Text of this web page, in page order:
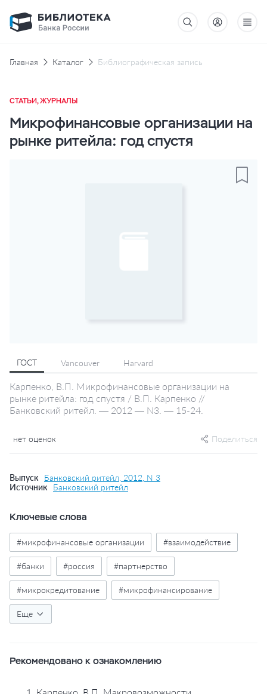
Главная Каталог Библиографическая запись
СТАТЬИ, ЖУРНАЛЫ
Микрофинансовые организации на
рынке ритейла: год спустя
ГОСТ Vancouver Harvard
Карпенко, В.П. Микрофинансовые организации на
рынке ритейла: год спустя / В.П. Карпенко //
Банковский ритейл. — 2012 — N3. — 15-24.
нет оценок Поделиться
Выпуск
Банковский ритейл, 2012, N 3
Источник
Банковский ритейл
Ключевые слова
#микрофинансовые организации #взаимодействие
#банки #россия #партнерство
#микрокредитование #микрофинансирование
#привлечение средств
Еще
Рекомендовано к ознакомлению